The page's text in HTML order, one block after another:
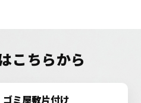
こちらから
ミ屋敷片付け